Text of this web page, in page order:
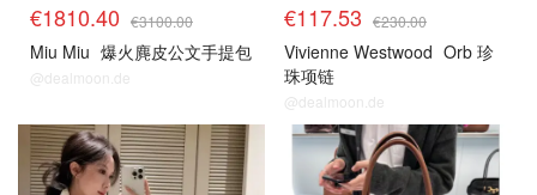
€1810.40 €3100.00
Miu Miu 爆火麂皮公文手提包
@dealmoon.de
€117.53 €230.00
Vivienne Westwood Orb 珍
珠项链
@dealmoon.de